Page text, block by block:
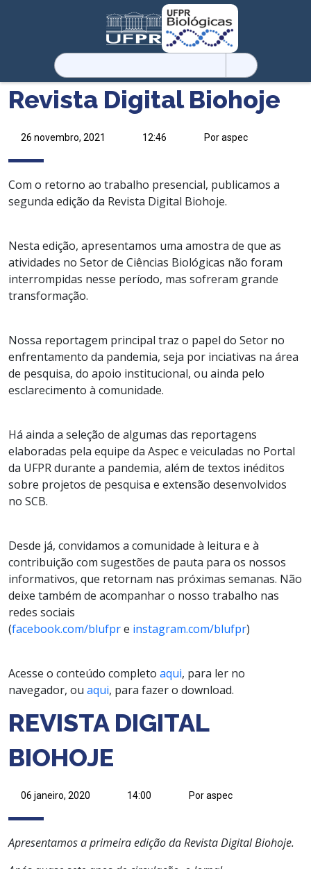
Pesquisar
por:
Revista Digital Biohoje
26 novembro, 2021 12:46 Por aspec
Com o retorno ao trabalho presencial, publicamos a
segunda edição da Revista Digital Biohoje.
Nesta edição, apresentamos uma amostra de que as
atividades no Setor de Ciências Biológicas não foram
interrompidas nesse período, mas sofreram grande
transformação.
Nossa reportagem principal traz o papel do Setor no
enfrentamento da pandemia, seja por inciativas na área
de pesquisa, do apoio institucional, ou ainda pelo
esclarecimento à comunidade.
Há ainda a seleção de algumas das reportagens
elaboradas pela equipe da Aspec e veiculadas no Portal
da UFPR durante a pandemia, além de textos inéditos
sobre projetos de pesquisa e extensão desenvolvidos
no SCB.
Desde já, convidamos a comunidade à leitura e à
contribuição com sugestões de pauta para os nossos
informativos, que retornam nas próximas semanas. Não
deixe também de acompanhar o nosso trabalho nas
redes sociais
(facebook.com/blufpre instagram.com/blufpr)
Acesse o conteúdo completo aqui, para ler no
navegador, ou aqui, para fazer o download.
REVISTA DIGITAL
BIOHOJE
06 janeiro, 2020 14:00 Por aspec
Apresentamos a primeira edição da Revista Digital Biohoje.